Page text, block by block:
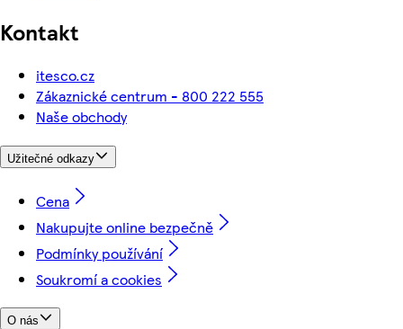
Kontakt
itesco.cz
Zákaznické centrum - 800 222 555
Naše obchody
Užitečné odkazy
Cena
Nakupujte online bezpečně
Podmínky používání
Soukromí a cookies
O nás